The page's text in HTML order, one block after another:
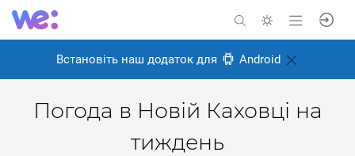
Встановіть наш додаток для Android
Погода в Новій Каховці на
тиждень